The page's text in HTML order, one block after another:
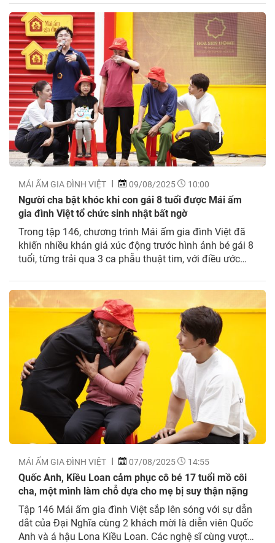
được sức hút mạnh mẽ và bền bỉ trong lòng...
MÁI ẤM GIA ĐÌNH VIỆT 09/08/2025 10:00
Người cha bật khóc khi con gái 8 tuổi được Mái ấm
gia đình Việt tổ chức sinh nhật bất ngờ
Trong tập 146, chương trình Mái ấm gia đình Việt đã
khiến nhiều khán giả xúc động trước hình ảnh bé gái 8
tuổi, từng trải qua 3 ca phẫu thuật tim, với điều ước
đình. Hình ảnh người cha bật khóc nức...
MÁI ẤM GIA ĐÌNH VIỆT 07/08/2025 14:55
Quốc Anh, Kiều Loan cảm phục cô bé 17 tuổi mồ côi
cha, một mình làm chỗ dựa cho mẹ bị suy thận nặng
Tập 146 Mái ấm gia đình Việt sắp lên sóng với sự dẫn
dắt của Đại Nghĩa cùng 2 khách mời là diễn viên Quốc
Anh và á hậu Lona Kiều Loan. Các nghệ sĩ cùng vượt